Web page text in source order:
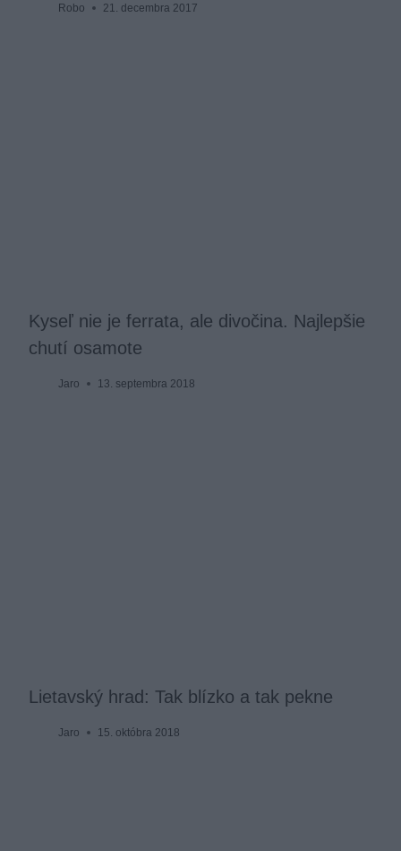
Robo 21. decembra 2017
Kyseľ nie je ferrata, ale divočina. Najlepšie
chutí osamote
Jaro 13. septembra 2018
Lietavský hrad: Tak blízko a tak pekne
Jaro 15. októbra 2018